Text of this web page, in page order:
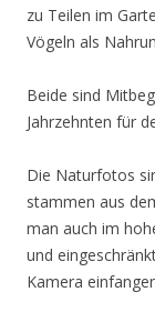
zu Teilen im
Vögeln als
Beide sind
Jahrzehnten für
Die Naturfotos
stammen aus
man auch im
und
Kamera